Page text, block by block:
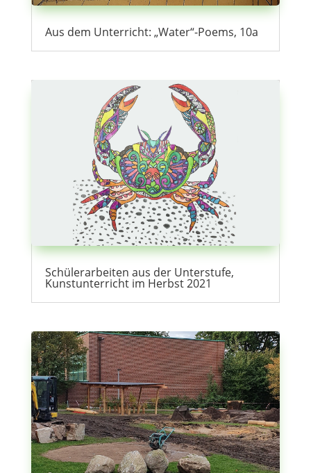
Aus dem Unterricht: „Water“-Poems, 10a
Schülerarbeiten aus der Unterstufe,
Kunstunterricht im Herbst 2021